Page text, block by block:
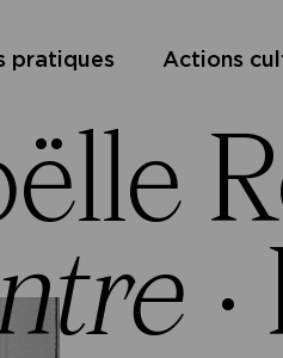
pratiques Actions
·